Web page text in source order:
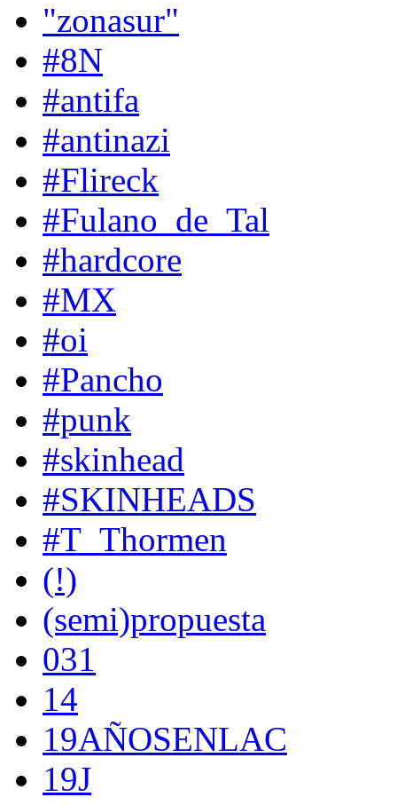
"zonasur"
#8N
#antifa
#antinazi
#Flireck
#Fulano_de_Tal
#hardcore
#MX
#oi
#Pancho
#punk
#skinhead
#SKINHEADS
#T_Thormen
(!)
(semi)propuesta
031
14
19AÑOSENLAC
19J